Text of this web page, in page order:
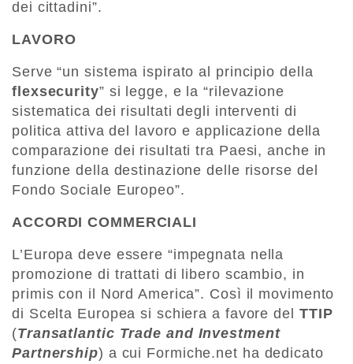
dei cittadini”.
LAVORO
Serve “un sistema ispirato al principio della
flexsecurity” si legge, e la “rilevazione
sistematica dei risultati degli interventi di
politica attiva del lavoro e applicazione della
comparazione dei risultati tra Paesi, anche in
funzione della destinazione delle risorse del
Fondo Sociale Europeo”.
ACCORDI COMMERCIALI
L’Europa deve essere “impegnata nella
promozione di trattati di libero scambio, in
primis con il Nord America”. Così il movimento
di Scelta Europea si schiera a favore del TTIP
(Transatlantic Trade and Investment
Partnership) a cui Formiche.net ha dedicato